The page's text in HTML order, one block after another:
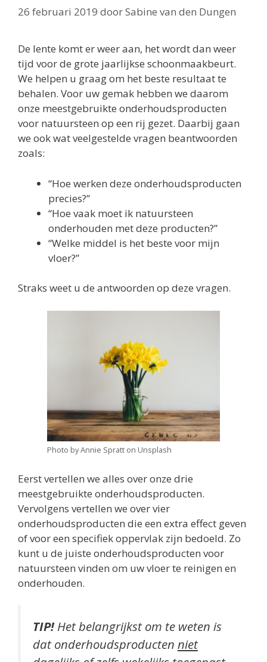
26 februari 2019 doorSabine van den Dungen
De lente komt er weer aan, het wordt dan weer
tijd voor de grote jaarlijkse schoonmaakbeurt.
We helpen u graag om het beste resultaat te
behalen. Voor uw gemak hebben we daarom
onze meestgebruikte onderhoudsproducten
voor natuursteen op een rij gezet. Daarbij gaan
we ook wat veelgestelde vragen beantwoorden
zoals:
“Hoe werken deze onderhoudsproducten
precies?”
“Hoe vaak moet ik natuursteen
onderhouden met deze producten?”
“Welke middel is het beste voor mijn
vloer?”
Straks weet u de antwoorden op deze vragen.
Photo by Annie Spratt on Unsplash
Eerst vertellen we alles over onze drie
meestgebruikte onderhoudsproducten.
Vervolgens vertellen we over vier
onderhoudsproducten die een extra effect geven
of voor een specifiek oppervlak zijn bedoeld. Zo
kunt u de juiste onderhoudsproducten voor
natuursteen vinden om uw vloer te reinigen en
onderhouden.
TIP!Het belangrijkst om te weten is
dat onderhoudsproducten niet